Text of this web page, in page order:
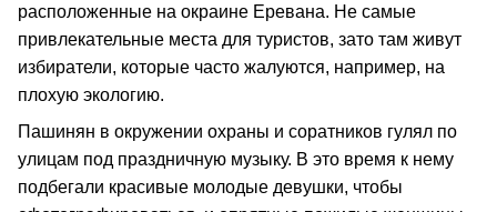
расположенные на окраине Еревана. Не самые
привлекательные места для туристов, зато там живут
избиратели, которые часто жалуются, например, на
плохую экологию.
Пашинян в окружении охраны и соратников гулял по
улицам под праздничную музыку. В это время к нему
подбегали красивые молодые девушки, чтобы